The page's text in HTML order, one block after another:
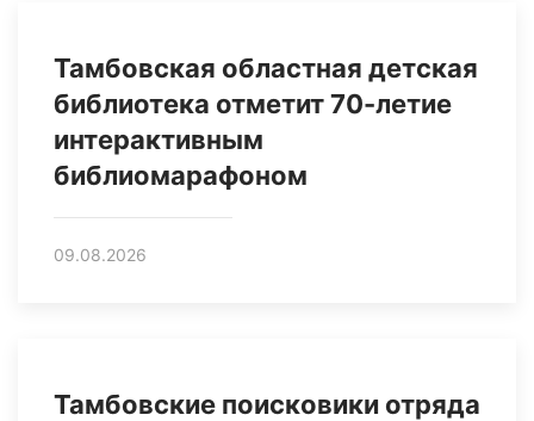
Тамбовская областная детская
библиотека отметит 70-летие
интерактивным
библиомарафоном
09.08.2026
Тамбовские поисковики отряда